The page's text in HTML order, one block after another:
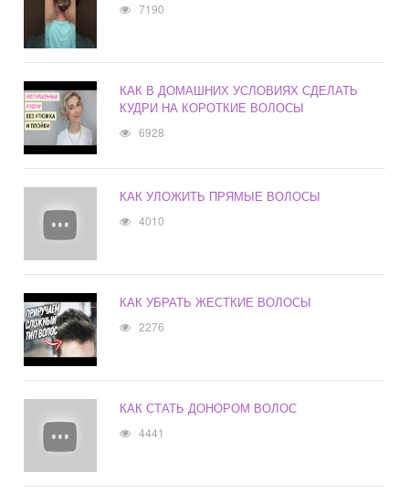
7190
КАК В ДОМАШНИХ УСЛОВИЯХ СДЕЛАТЬ
КУДРИ НА КОРОТКИЕ ВОЛОСЫ
6928
КАК УЛОЖИТЬ ПРЯМЫЕ ВОЛОСЫ
4010
КАК УБРАТЬ ЖЕСТКИЕ ВОЛОСЫ
2276
КАК СТАТЬ ДОНОРОМ ВОЛОС
4441